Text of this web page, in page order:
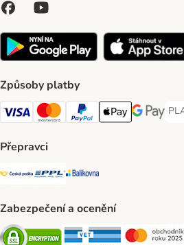
Způsoby platby
Visa Payment Method
Mastercard Payment Method
PayPal Payment Method
Apple pay Payment
GooglePay
Přepravci
Česká pošta Shipping Method
PPL Shipping Method
Balíkovna Shipping
Zabezpečení a ocenění
Security Security